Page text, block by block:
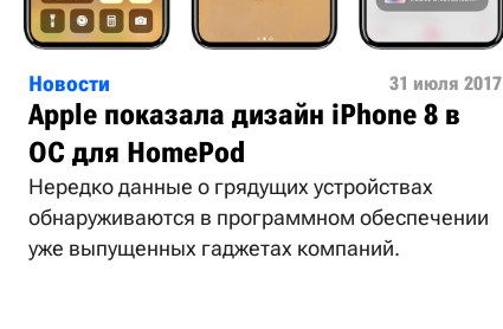
Новости 31 июля 2017
Apple показала дизайн iPhone 8 в
ОС для HomePod
Нередко данные о грядущих устройствах
обнаруживаются в программном обеспечении
уже выпущенных гаджетах компаний.